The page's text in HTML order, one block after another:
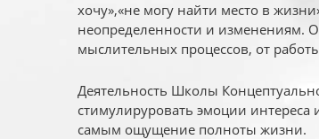
хочу»,«не могу найти место в
неопределенности и изменениям.
мыслительных процессов, от
Деятельность Школы
стимулируровать эмоции
самым ощущение полноты жизни.